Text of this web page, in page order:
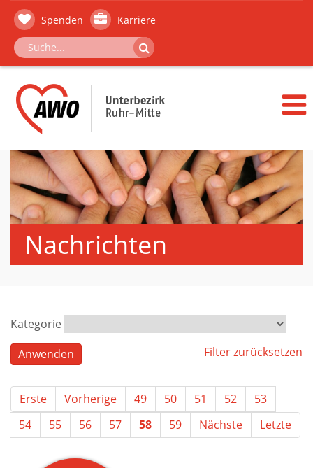
Spenden Karriere
Nachrichten
Kategorie
Filter zurücksetzen
Erste Vorherige 49 50 51 52
53
54
55 56 57 58 59 Nächste Letzte